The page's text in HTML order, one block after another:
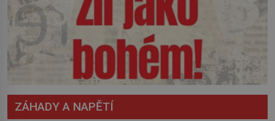
ZÁHADY A NAPĚTÍ